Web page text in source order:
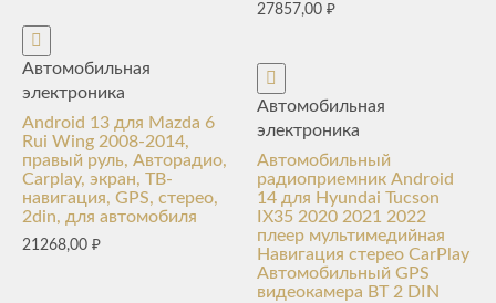
Автомобильная
электроника
Android 13 для Mazda 6
Rui Wing 2008-2014,
правый руль, Авторадио,
Carplay, экран, ТВ-
навигация, GPS, стерео,
2din, для автомобиля
21268,00 ₽
27857,00₽
Автомобильная
электроника
Автомобильный
радиоприемник Android
14 для Hyundai Tucson
IX35 2020 2021 2022
плеер мультимедийная
Навигация стерео CarPlay
Автомобильный GPS
видеокамера BT 2 DIN